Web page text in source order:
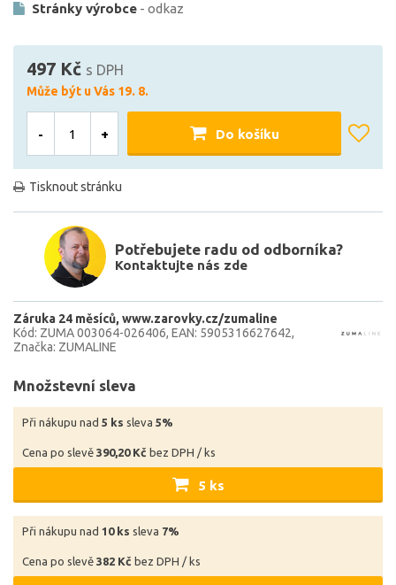
Stránky výrobce - odkaz
497 Kč s DPH
Může být u Vás 19. 8.
- + Do košíku
Tisknout stránku
Potřebujete radu od odborníka?
Kontaktujte nás zde
Záruka 24 měsíců www.zarovky.cz/zumaline
Kód: ZUMA 003064-026406 EAN: 5905316627642
Značka: ZUMALINE
Množstevní sleva
Při nákupu nad 5 ks sleva 5%
Cena po slevě 390,20 Kč bez DPH / ks
5 ks
Při nákupu nad 10 ks sleva 7%
Cena po slevě 382 Kč bez DPH / ks